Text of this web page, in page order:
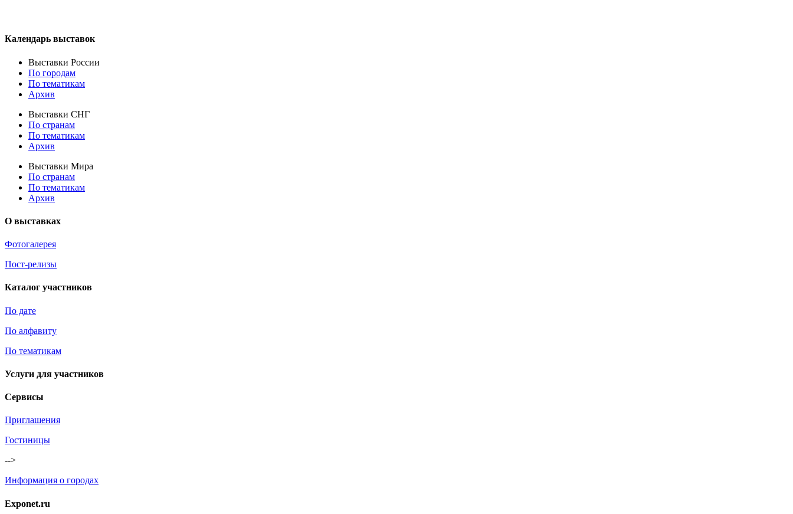
Календарь выставок
Выставки России
По городам
По тематикам
Архив
Выставки СНГ
По странам
По тематикам
Архив
Выставки Мира
По странам
По тематикам
Архив
О выставках
Фотогалерея
Пост-релизы
Каталог участников
По дате
По алфавиту
По тематикам
Услуги для участников
Сервисы
Приглашения
Гостиницы
-->
Информация о городах
Exponet.ru